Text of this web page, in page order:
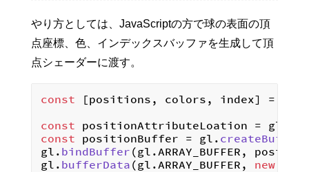
やり方としては、JavaScriptの方で球の表面の頂
点座標、色、インデックスバッファを生成して頂
点シェーダーに渡す。
const [positions, colors, index] =
const positionAttributeLoation = gl.
const positionBuffer = gl. createBuffer
gl. bindBuffer (gl. ARRAY_BUFFER ,
gl. bufferData (gl. ARRAY_BUFFER , new